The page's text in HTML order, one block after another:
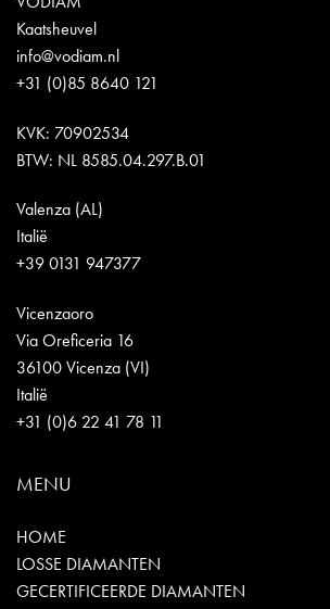
Kaatsheuvel
info@vodiam.nl
+31 (0)85 8640 121
KVK: 70902534
BTW: NL 8585.04.297.B.01
Valenza (AL)
Italië
+39 0131 947377
Vicenzaoro
Via Oreficeria 16
36100 Vicenza (VI)
Italië
+31 (0)6 22 41 78 11
MENU
HOME
LOSSE DIAMANTEN
GECERTIFICEERDE DIAMANTEN